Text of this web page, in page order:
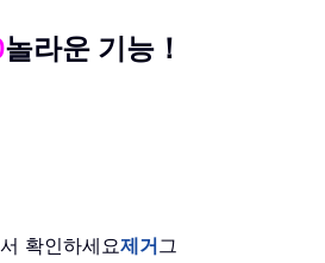
놀라운 기능！
확인하세요제거그